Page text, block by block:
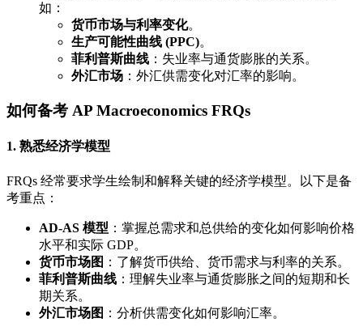
如：
货币市场与利率变化。
生产可能性曲线 (PPC)。
菲利普斯曲线 ：失业率与通货膨胀的关系。
外汇市场 ：外汇供需变化对汇率的影响。
如何备考 AP Macroeconomics FRQs
1. 熟悉经济学模型
FRQs 经常要求学生绘制和解释关键的经济学模型。以下是备
考重点：
AD-AS 模型 ：掌握总需求和总供给的变化如何影响价格
水平和实际 GDP。
货币市场图 ：了解货币供给、货币需求与利率的关系。
菲利普斯曲线 ：理解失业率与通货膨胀之间的短期和长
期关系。
外汇市场图 ：分析供需变化如何影响汇率。